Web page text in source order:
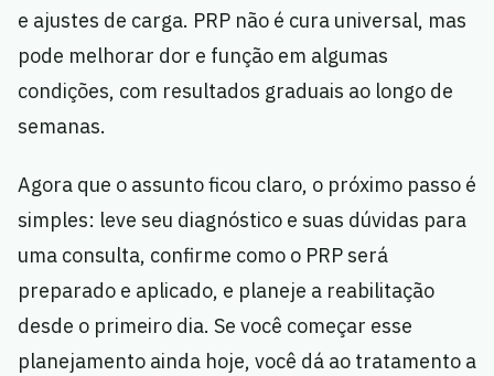
e ajustes de carga. PRP não é cura universal, mas
pode melhorar dor e função em algumas
condições, com resultados graduais ao longo de
semanas.
Agora que o assunto ficou claro, o próximo passo é
simples: leve seu diagnóstico e suas dúvidas para
uma consulta, confirme como o PRP será
preparado e aplicado, e planeje a reabilitação
desde o primeiro dia. Se você começar esse
planejamento ainda hoje, você dá ao tratamento a